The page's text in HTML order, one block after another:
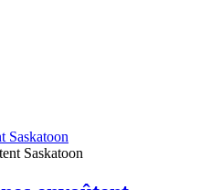
Saskatoon